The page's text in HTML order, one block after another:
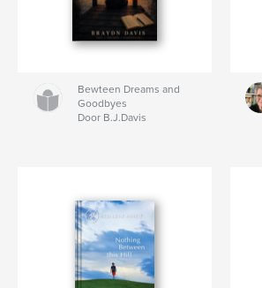
Bewteen Dreams and
Goodbyes
Door B.J.Davis